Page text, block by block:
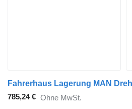
785,24 € Ohne MwSt.